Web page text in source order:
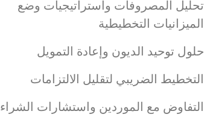
تحليل المصروفات واستراتيجيات وضع
الميزانيات التخطيطية
حلول توحيد الديون وإعادة التمويل
التخطيط الضريبي لتقليل الالتزامات
التفاوض مع الموردين واستشارات الشراء